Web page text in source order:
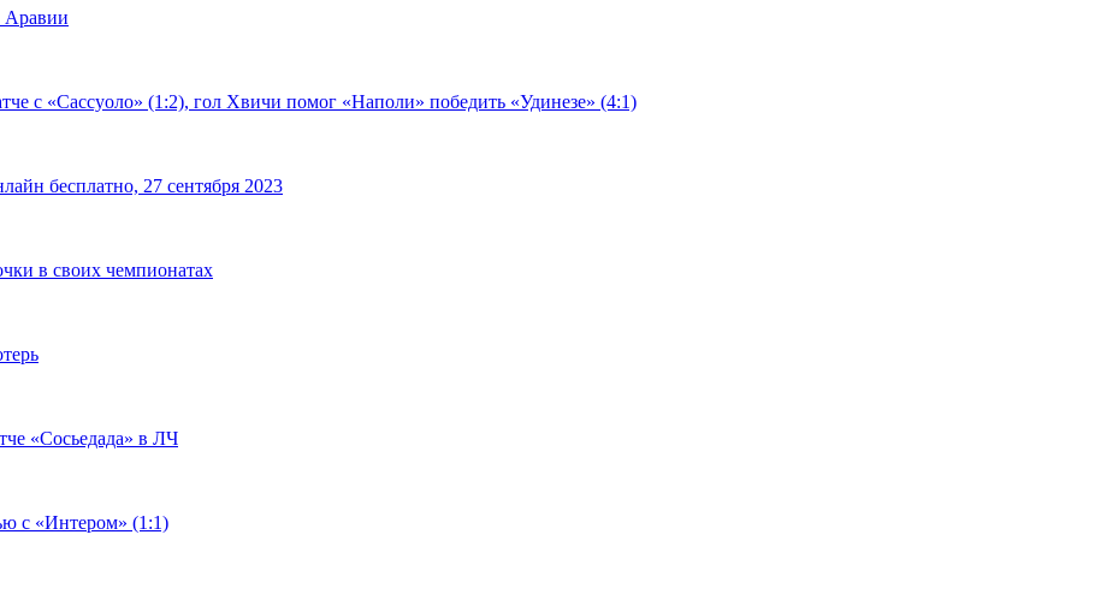
Аравии
с «Сассуоло» (1:2), гол Хвичи помог «Наполи» победить «Удинезе» (4:1)
бесплатно, 27 сентября 2023
в своих чемпионатах
«Сосьедада» в ЛЧ
с «Интером» (1:1)